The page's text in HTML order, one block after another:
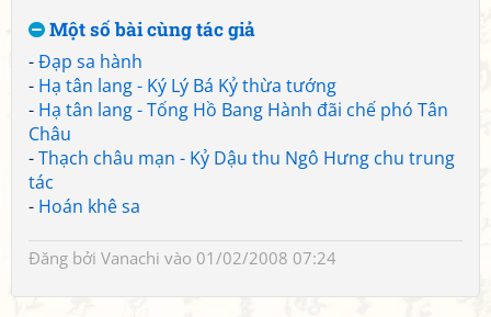
Một số bài cùng tác giả
-Đạp sa hành
- Hạ tân lang - Ký Lý Bá Kỷ thừa tướng
- Hạ tân lang - Tống Hồ Bang Hành đãi chế phó Tân
Châu
-Thạch châu mạn - Kỷ Dậu thu Ngô Hưng chu trung
tác
- Hoán khê sa
Đăng bởi Vanachi vào 01/02/2008 07:24